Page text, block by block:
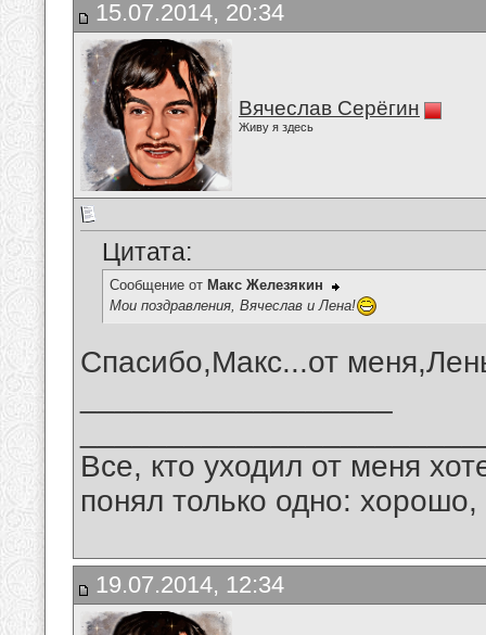
15.07.2014, 20:34
Вячеслав Серёгин
Живу я здесь
Цитата:
Сообщение от Макс Железякин
Мои поздравления, Вячеслав и Лена!
Спасибо,Макс...от
Все, кто уходил от меня
понял только одно:
19.07.2014, 12:34